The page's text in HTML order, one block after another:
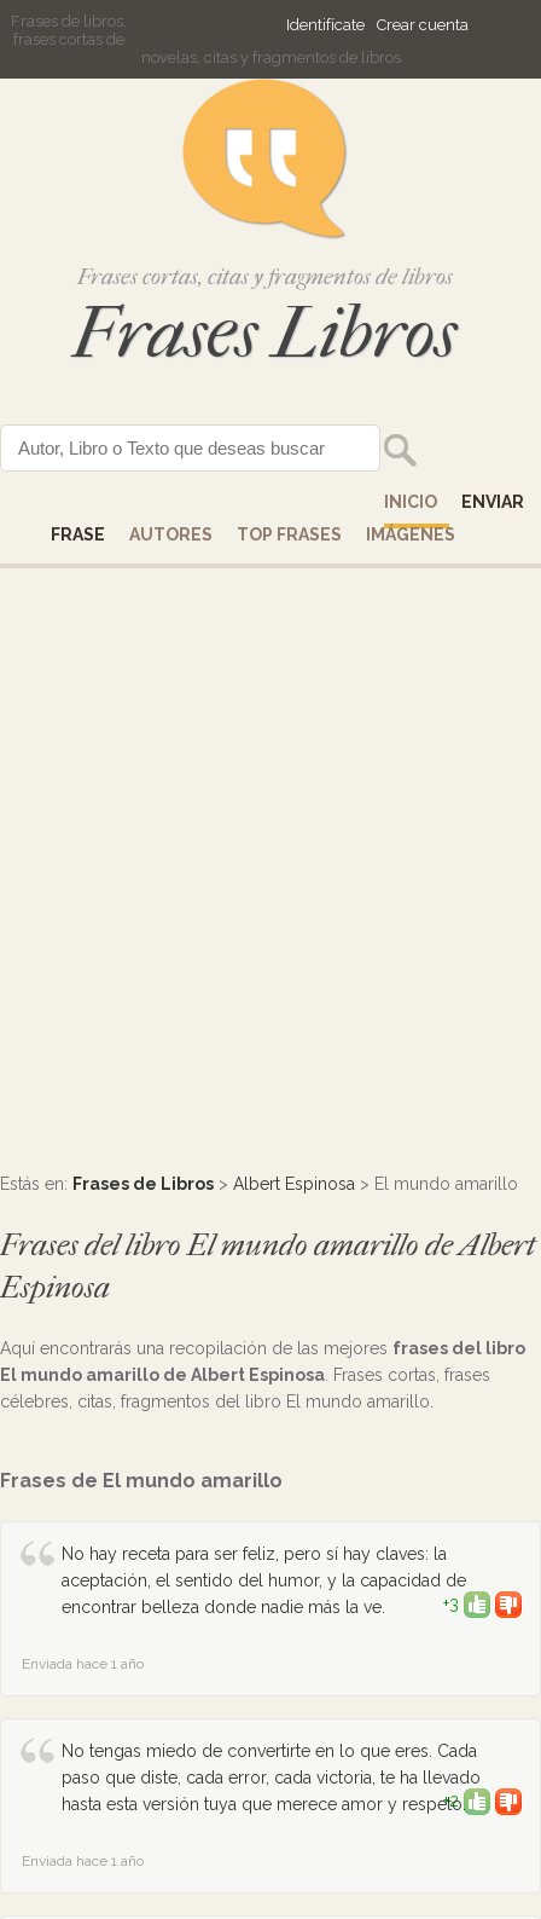
Identifícate Crear cuenta
Frases de libros,
frases cortas de
novelas, citas y fragmentos de libros
Frases cortas, citas y fragmentos de libros
Frases Libros
INICIO
ENVIAR
FRASE
AUTORES TOP FRASES IMÁGENES
Estás en: Frases de Libros > Albert Espinosa > El mundo amarillo
Frases del libro El mundo amarillo de Albert
Espinosa
Aquí encontrarás una recopilación de las mejores frases del libro
El mundo amarillo de Albert Espinosa . Frases cortas, frases
célebres, citas, fragmentos del libro El mundo amarillo.
Frases de El mundo amarillo
No hay receta para ser feliz, pero sí hay claves: la
aceptación, el sentido del humor, y la capacidad de
encontrar belleza donde nadie más la ve.
+3
Enviada hace 1 año
No tengas miedo de convertirte en lo que eres. Cada
paso que diste, cada error, cada victoria, te ha llevado
hasta esta versión tuya que merece amor y respeto.
+2
Enviada hace 1 año